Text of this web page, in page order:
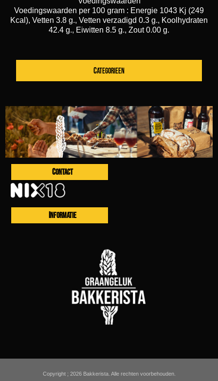
Voedingswaarden per 100 gram : Energie 1043 Kj (249
Kcal), Vetten 3.8 g., Vetten verzadigd 0.3 g., Koolhydraten
42.4 g., Eiwitten 8.5 g., Zout 0.00 g.
CATEGORIEEN
CONTACT
INFORMATIE
Copyright ; 2026 Bakkerista. Alle rechten voorbehouden.